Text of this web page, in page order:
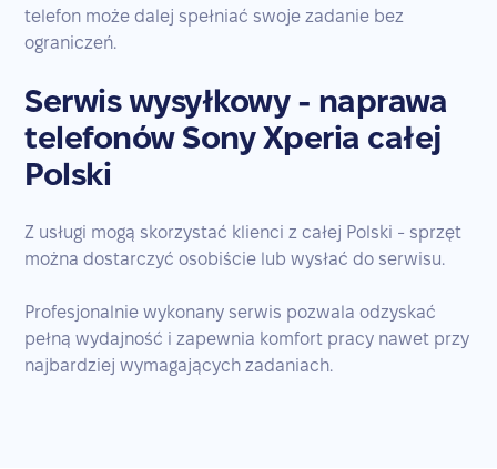
telefon może dalej spełniać swoje zadanie bez
ograniczeń.
Serwis wysyłkowy - naprawa
telefonów Sony Xperia całej
Polski
Z usługi mogą skorzystać klienci z całej Polski - sprzęt
można dostarczyć osobiście lub wysłać do serwisu.
Profesjonalnie wykonany serwis pozwala odzyskać
pełną wydajność i zapewnia komfort pracy nawet przy
najbardziej wymagających zadaniach.